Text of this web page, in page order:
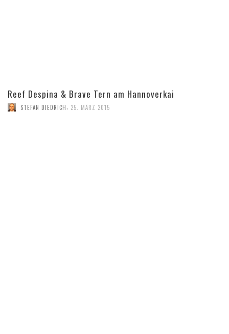
Reef Despina & Brave Tern am Hannoverkai
STEFAN DIEDRICH 25. MÄRZ 2015